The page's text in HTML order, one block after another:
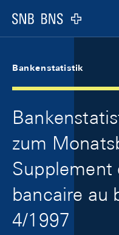
Logo
Bankenstatistik
zum
Supplement
bancaire au
4/1997